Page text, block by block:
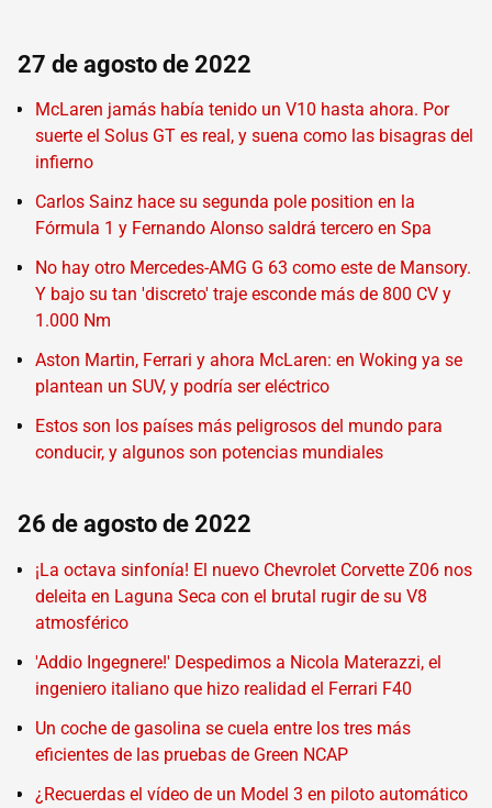
27 de agosto de 2022
McLaren jamás había tenido un V10 hasta ahora. Por
suerte el Solus GT es real, y suena como las bisagras del
infierno
Carlos Sainz hace su segunda pole position en la
Fórmula 1 y Fernando Alonso saldrá tercero en Spa
No hay otro Mercedes-AMG G 63 como este de Mansory.
Y bajo su tan 'discreto' traje esconde más de 800 CV y
1.000 Nm
Aston Martin, Ferrari y ahora McLaren: en Woking ya se
plantean un SUV, y podría ser eléctrico
Estos son los países más peligrosos del mundo para
conducir, y algunos son potencias mundiales
26 de agosto de 2022
¡La octava sinfonía! El nuevo Chevrolet Corvette Z06 nos
deleita en Laguna Seca con el brutal rugir de su V8
atmosférico
'Addio Ingegnere!' Despedimos a Nicola Materazzi, el
ingeniero italiano que hizo realidad el Ferrari F40
Un coche de gasolina se cuela entre los tres más
eficientes de las pruebas de Green NCAP
¿Recuerdas el vídeo de un Model 3 en piloto automático